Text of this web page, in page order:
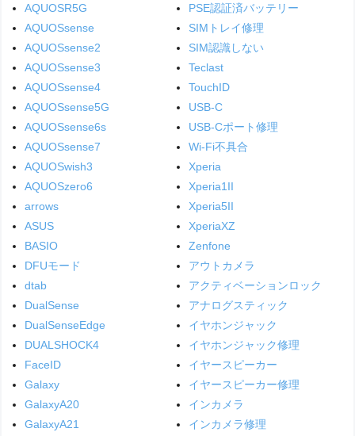
AQUOSR5G
AQUOSsense
AQUOSsense2
AQUOSsense3
AQUOSsense4
AQUOSsense5G
AQUOSsense6s
AQUOSsense7
AQUOSwish3
AQUOSzero6
arrows
ASUS
BASIO
DFUモード
dtab
DualSense
DualSenseEdge
DUALSHOCK4
FaceID
Galaxy
GalaxyA20
GalaxyA21
PSE認証済バッテリー
SIMトレイ修理
SIM認識しない
Teclast
TouchID
USB-C
USB-Cポート修理
Wi-Fi不具合
Xperia
Xperia1II
Xperia5II
XperiaXZ
Zenfone
アウトカメラ
アクティベーションロック
アナログスティック
イヤホンジャック
イヤホンジャック修理
イヤースピーカー
イヤースピーカー修理
インカメラ
インカメラ修理